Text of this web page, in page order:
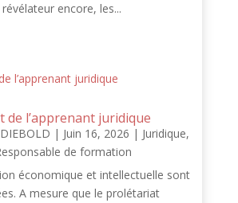
encore, les...
de l’apprenant juridique
| Juin 16, 2026 | Juridique,
de formation
économique et intellectuelle sont
A mesure que le prolétariat